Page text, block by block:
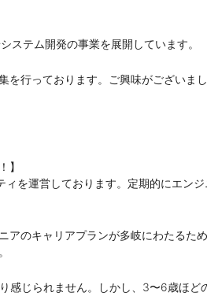
ステム開発の事業を展開しています。
を行っております。ご興味がございま
】
を運営しております。定期的にエン
アのキャリアプランが多岐にわたるた
感じられません。しかし、3〜6歳ほど